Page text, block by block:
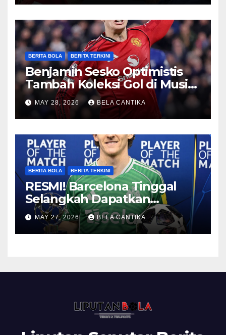
BERITA BOLA BERITA TERKINI
Benjamin Sesko Optimistis
Tambah Koleksi Gol di Musim
2026/27
MAY 28, 2026 BELA CANTIKA
BERITA BOLA BERITA TERKINI
RESMI! Barcelona Tinggal
Selangkah Dapatkan
Anthony Gordon
MAY 27, 2026 BELA CANTIKA